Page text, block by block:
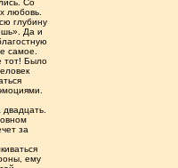
Со
любовь.
глубину
Да и
самое.
тот! Было
за
ему